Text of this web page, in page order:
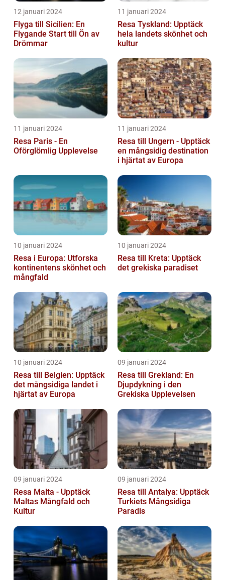
12 januari 2024
Flyga till Sicilien: En
Flygande Start till Ön av
Drömmar
11 januari 2024
Resa Tyskland: Upptäck
hela landets skönhet och
kultur
11 januari 2024
Resa Paris - En
Oförglömlig Upplevelse
11 januari 2024
Resa till Ungern - Upptäck
en mångsidig destination
i hjärtat av Europa
10 januari 2024
Resa i Europa: Utforska
kontinentens skönhet och
mångfald
10 januari 2024
Resa till Kreta: Upptäck
det grekiska paradiset
10 januari 2024
Resa till Belgien: Upptäck
det mångsidiga landet i
hjärtat av Europa
09 januari 2024
Resa till Grekland: En
Djupdykning i den
Grekiska Upplevelsen
09 januari 2024
Resa Malta - Upptäck
Maltas Mångfald och
Kultur
09 januari 2024
Resa till Antalya: Upptäck
Turkiets Mångsidiga
Paradis